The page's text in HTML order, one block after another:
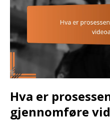
Hva er
gjennomføre